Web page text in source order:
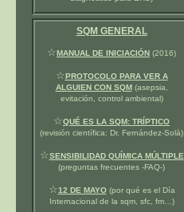
SQM GENERAL
☆MANUAL DE INICIACIÓN (2016)
☆PROTOCOLO PARA VER A
ALGUIEN CON SQM(asepsia,
evitación, control ambiental)
☆QUÉ ES LA SQM: TRÍPTICO
(revisión científica: Dr. Fernández-Solà)
☆SENSIBILIDAD QUÍMICA MÚLTIPLE
(preguntas frecuentes -FAQ-)
☆12 DE MAYO(por qué es el Día
Internacional de la sqm, sfc, fm…)